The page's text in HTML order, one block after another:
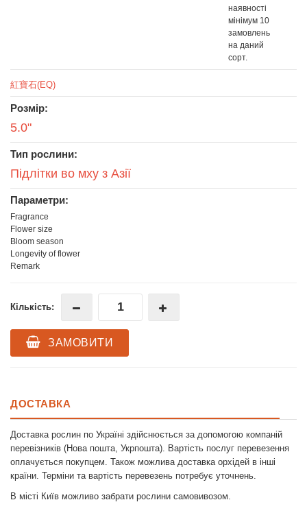
наявності
мінімум 10
замовлень
на даний
сорт.
紅寶石(EQ)
Розмір:
5.0"
Тип рослини:
Підлітки во мху з Азії
Параметри:
Fragrance
Flower size
Bloom season
Longevity of flower
Remark
Кількість:
ЗАМОВИТИ
ДОСТАВКА
Доставка рослин по Україні здійснюється за допомогою компаній
перевізників (Нова пошта, Укрпошта). Вартість послуг перевезення
оплачується покупцем. Також можлива доставка орхідей в інші
країни. Терміни та вартість перевезень потребує уточнень.
В місті Київ можливо забрати рослини самовивозом.